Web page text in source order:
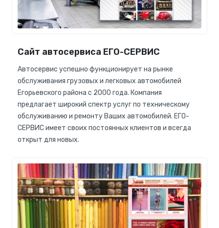
Сайт автосервиса ЕГО-СЕРВИС
Автосервис успешно функционирует на рынке
обслуживания грузовых и легковых автомобилей
Егорьевского района с 2000 года. Компания
предлагает широкий спектр услуг по техническому
обслуживанию и ремонту Ваших автомобилей. ЕГО-
СЕРВИС имеет своих постоянных клиентов и всегда
открыт для новых.